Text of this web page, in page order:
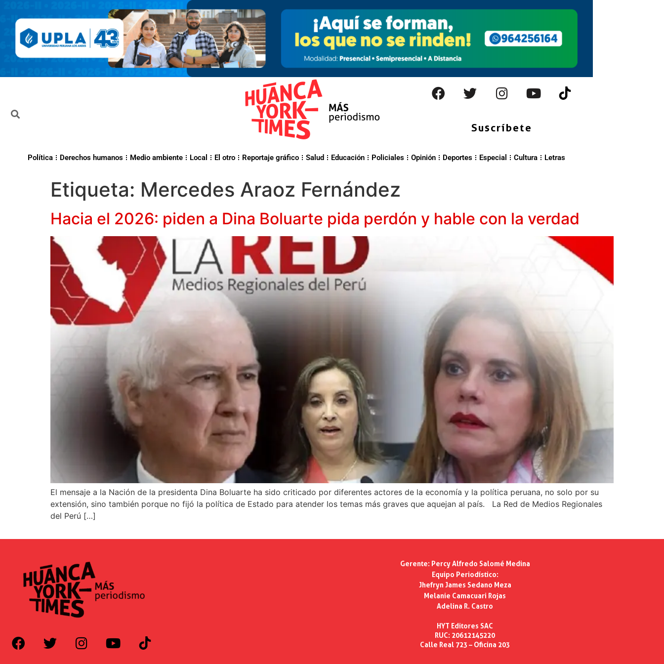
Suscríbete
Política Derechos humanos Medio ambiente Local El otro Reportaje gráfico Salud Educación Policiales Opinión Deportes Especial Cultura Letras
Etiqueta: Mercedes Araoz Fernández
Hacia el 2026: piden a Dina Boluarte pida perdón y hable con la verdad
El mensaje a la Nación de la presidenta Dina Boluarte ha sido criticado por diferentes actores de la economía y la política peruana, no solo por su
extensión, sino también porque no fijó la política de Estado para atender los temas más graves que aquejan al país. La Red de Medios Regionales
del Perú […]
Gerente: Percy Alfredo Salomé Medina
Equipo Periodístico:
Jhefryn James Sedano Meza
Melanie Camacuari Rojas
Adelina R. Castro
HYT Editores SAC
RUC: 20612145220
Calle Real 723 – Oficina 203